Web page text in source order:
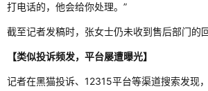
打电话的，他会给你处理。”
截至记者发稿时，张女士仍未收到售后部门的
【类似投诉频发，平台屡遭曝光】
记者在黑猫投诉、12315平台等渠道搜索发现